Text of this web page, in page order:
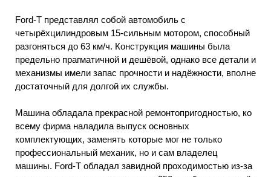
Ford-Т представлял собой автомобиль с
четырёхцилиндровым 15-сильным мотором, способный
разгоняться до 63 км/ч. Конструкция машины была
предельно прагматичной и дешёвой, однако все детали и
механизмы имели запас прочности и надёжности, вполне
достаточный для долгой их службы.
Машина обладала прекрасной ремонтопригодностью, ко
всему фирма наладила выпуск основных
комплектующих, заменять которые мог не только
профессиональный механик, но и сам владелец
машины. Ford-Т обладал завидной проходимостью из-за